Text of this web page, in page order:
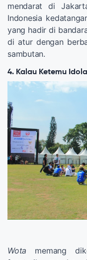
mendarat di
Indonesia
yang hadir di
di atur dengan
sambutan.
4. Kalau Ketemu
Wota memang